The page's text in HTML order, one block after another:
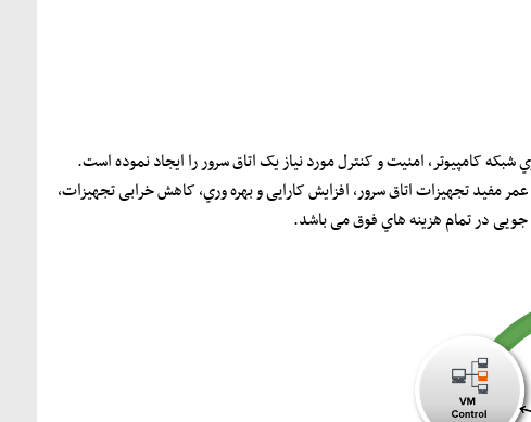
مفید تجهیزات اتاق سرور، افزایش کارایی و بهره وري، کاهش خرابی تجهیزات،
جویی در تمام هزینه هاي فوق می باشد.